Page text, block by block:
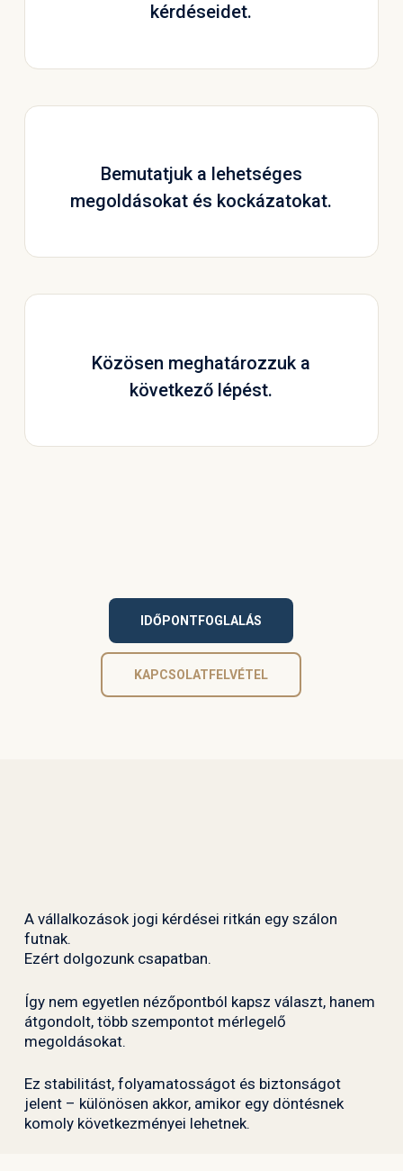
kérdéseidet.
Bemutatjuk a lehetséges
megoldásokat és kockázatokat.
Közösen meghatározzuk a
következő lépést.
IDŐPONTFOGLALÁS
KAPCSOLATFELVÉTEL
A vállalkozások jogi kérdései ritkán egy szálon
futnak.
Ezért dolgozunk csapatban.
Így nem egyetlen nézőpontból kapsz választ, hanem
átgondolt, több szempontot mérlegelő
megoldásokat.
Ez stabilitást, folyamatosságot és biztonságot
jelent – különösen akkor, amikor egy döntésnek
komoly következményei lehetnek.